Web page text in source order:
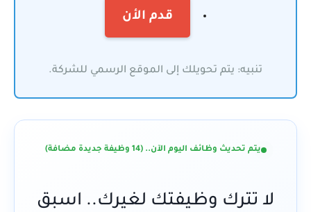
قدم الأن
تنبيه: يتم تحويلك إلى الموقع الرسمي للشركة.
يتم تحديث وظائف اليوم الآن.. (14 وظيفة جديدة مضافة)
لا تترك وظيفتك لغيرك.. اسبق